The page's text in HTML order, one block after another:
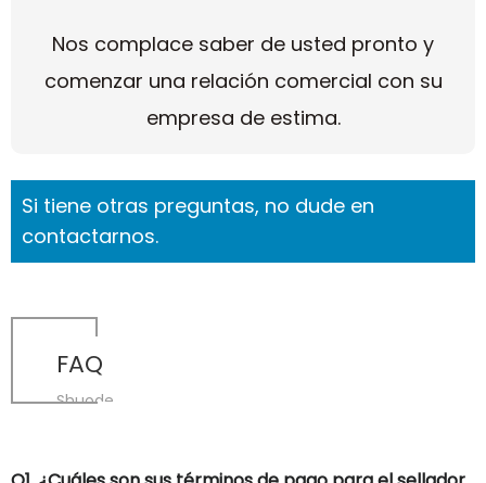
Nos complace saber de usted pronto y
comenzar una relación comercial con su
empresa de estima.
Si tiene otras preguntas, no dude en
contactarnos.
FAQ
Shuode